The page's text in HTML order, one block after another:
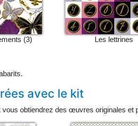
(3) Les lettrines
avec le kit
obtiendrez des œuvres originales